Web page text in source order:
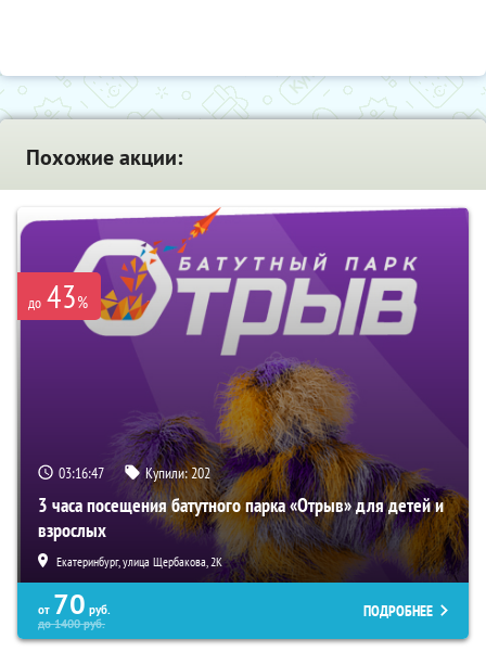
Похожие акции:
до 43%
03:16:45 Купили:202
3 часа посещения батутного парка «Отрыв» для детей и
взрослых
Екатеринбург, улица Щербакова, 2К
от 70 руб.
до1400руб.
ПОДРОБНЕЕ